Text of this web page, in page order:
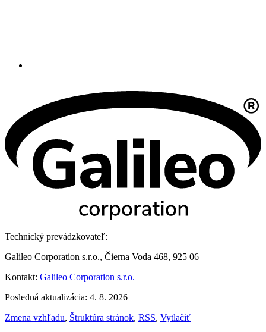
Technický prevádzkovateľ:
Galileo Corporation s.r.o., Čierna Voda 468, 925 06
Kontakt: Galileo Corporation s.r.o.
Posledná aktualizácia: 4. 8. 2026
Zmena vzhľadu, Štruktúra stránok, RSS, Vytlačiť